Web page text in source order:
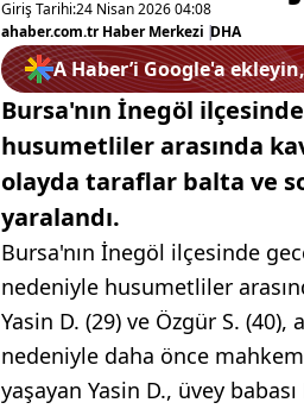
Giriş Tarihi:24 Nisan 2026 04:08
ahaber.com.tr Haber Merkezi |DHA
A Haber’i Google'a
Bursa'nın İnegöl
husumetliler arasında
olayda taraflar balta ve
yaralandı.
Bursa'nın İnegöl ilçesinde
nedeniyle husumetliler
Yasin D. (29) ve Özgür S.
nedeniyle daha önce
yaşayan Yasin D., üvey